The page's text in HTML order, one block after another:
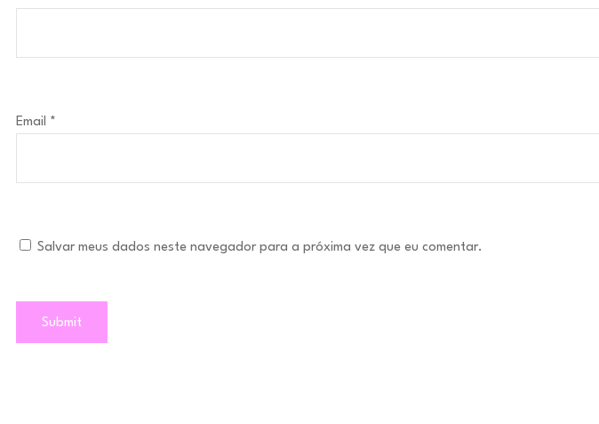
Email *
Salvar meus dados neste navegador para a próxima vez que eu comentar.